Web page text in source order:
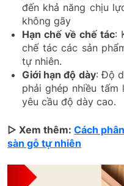
đến khả năng chịu
không gãy
Hạn chế về chế tác:
chế tác các sản
tự nhiên.
Giới hạn độ dày: Độ
phải ghép nhiều tấm
yêu cầu độ dày cao.
▷ Xem thêm: Cách
sàn gỗ tự nhiên